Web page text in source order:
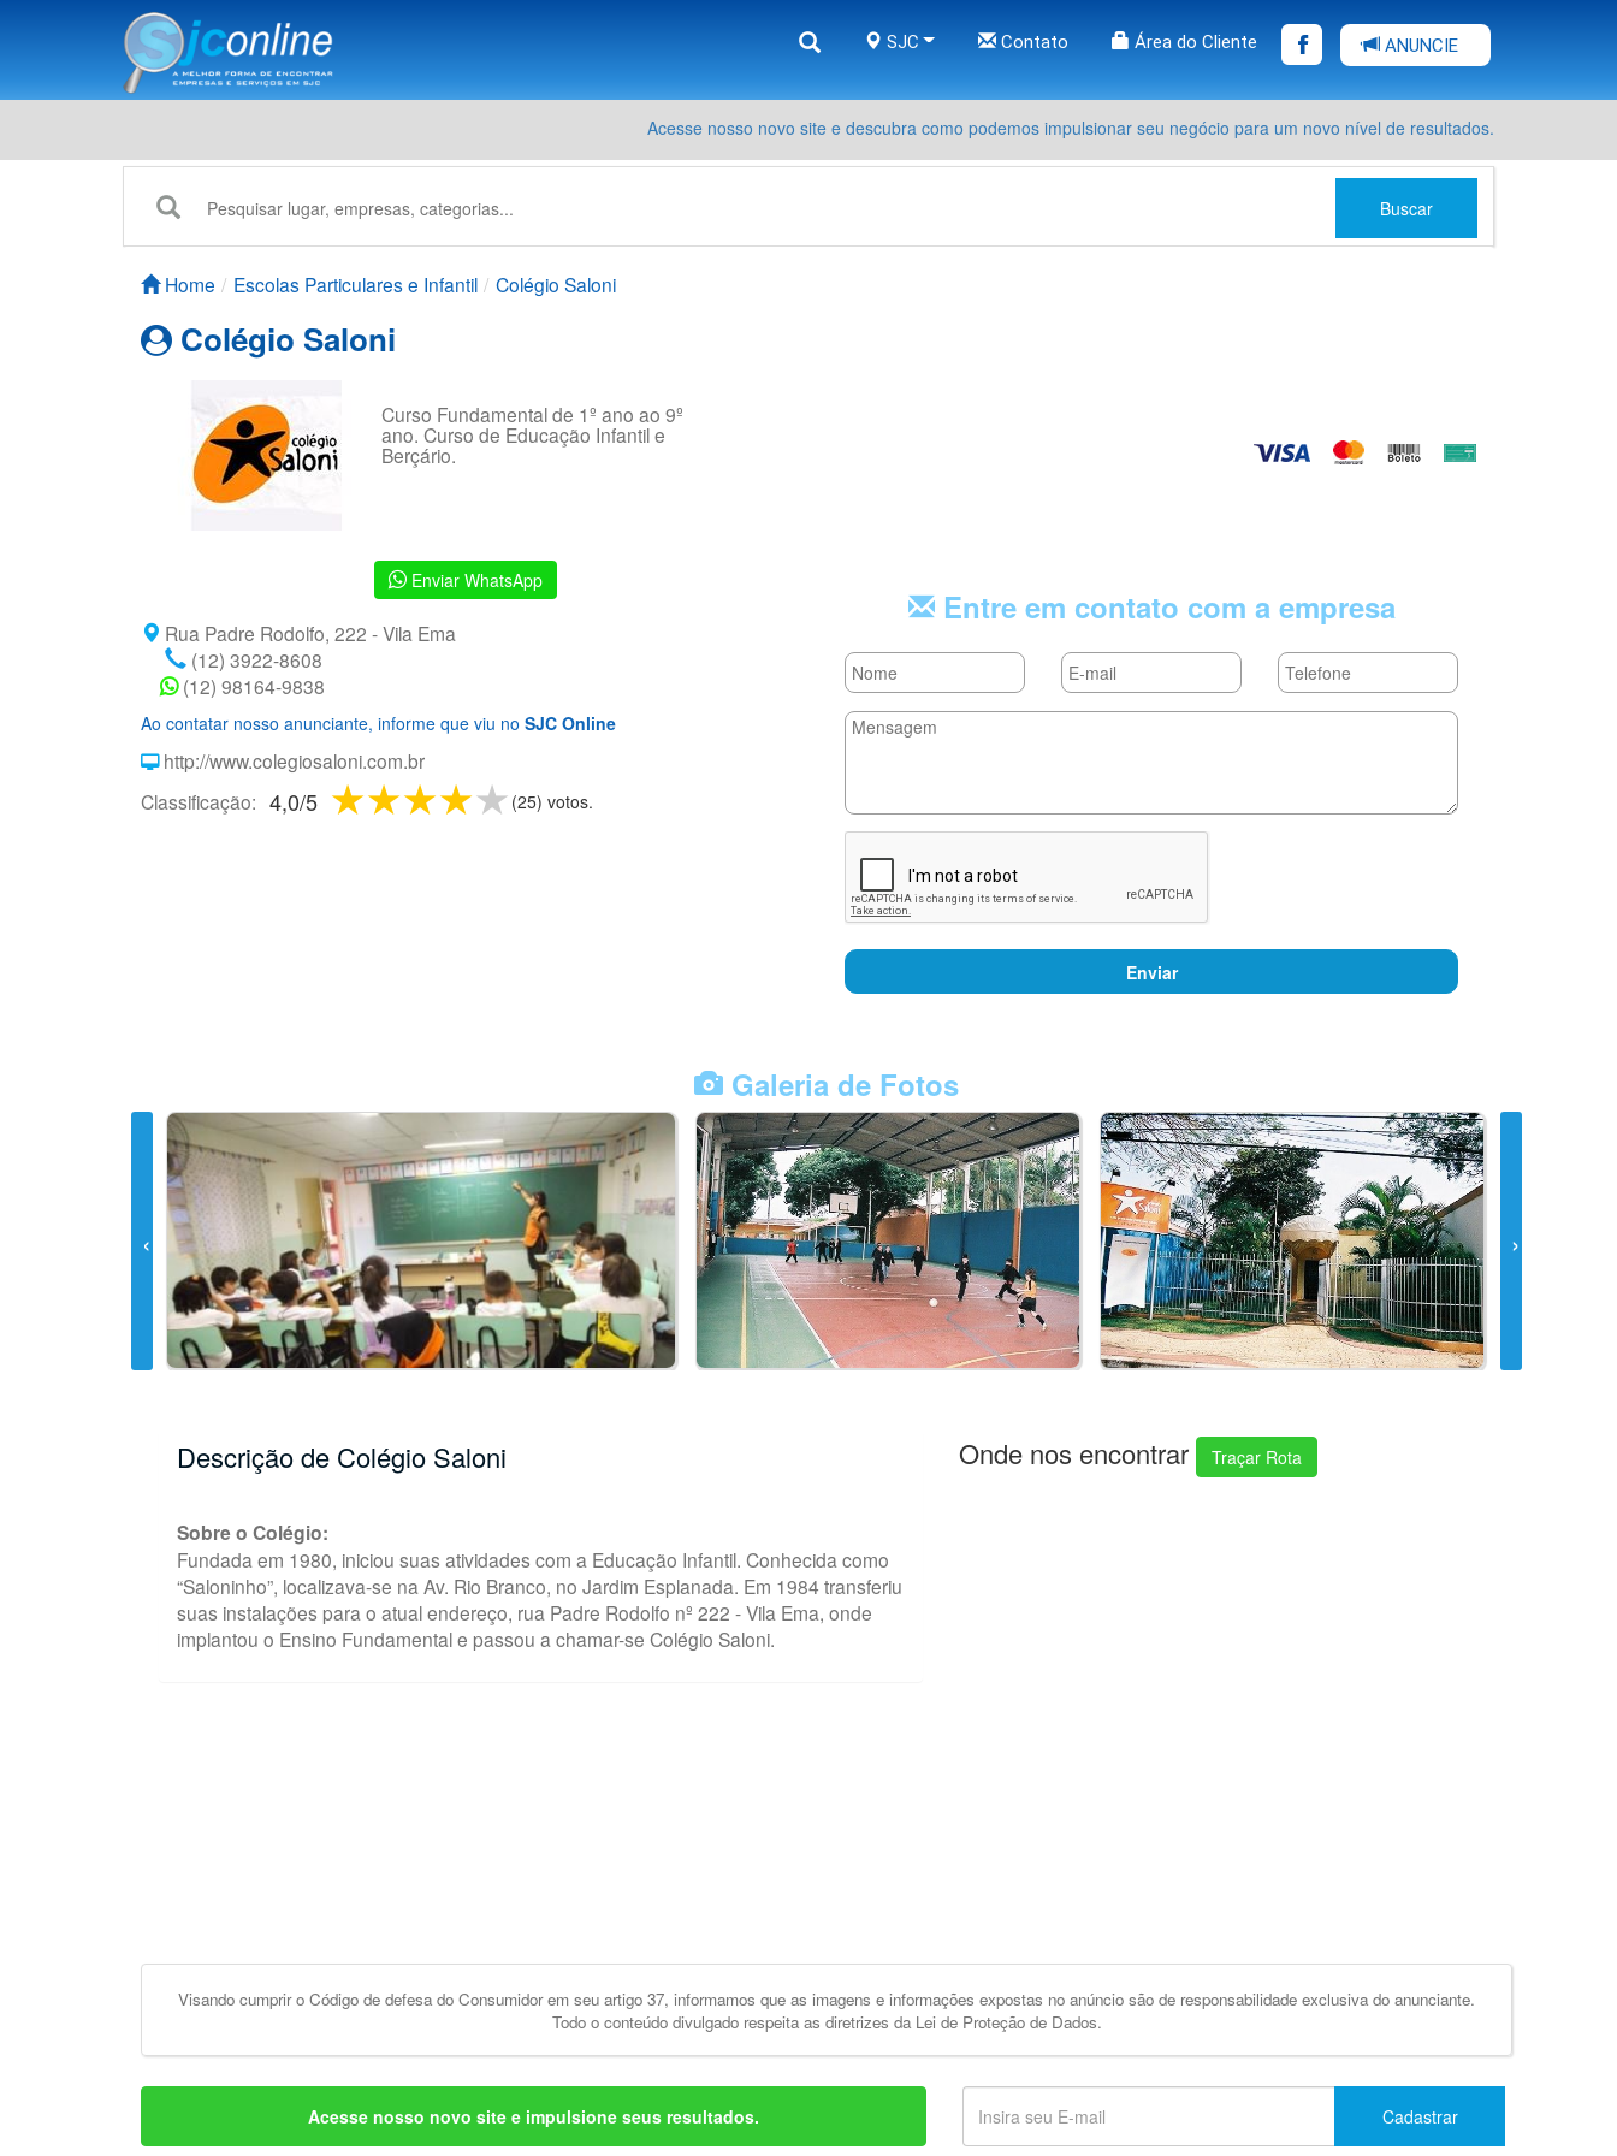
SJC Contato Área do Cliente ANUNCIE
Acesse nosso novo site e descubra como podemos impulsionar seu negócio para um novo nível de resultados.
Buscar
Home Escolas Particulares e Infantil Colégio Saloni
Colégio Saloni
Curso Fundamental de 1º ano ao 9º
ano. Curso de Educação Infantil e
Berçário.
Enviar WhatsApp
Rua Padre Rodolfo, 222 - Vila Ema
(12) 3922-8608
(12) 98164-9838
Ao contatar nosso anunciante, informe que viu no SJC Online
http://www.colegiosaloni.com.br
Classificação: 4,0/5 5 stars
4 stars
3 stars
2 stars
1 star (25) votos.
Entre em contato com a empresa
Enviar
Galeria de Fotos
Descrição de Colégio Saloni
Sobre o Colégio:
Fundada em 1980, iniciou suas atividades com a Educação Infantil. Conhecida como
“Saloninho”, localizava-se na Av. Rio Branco, no Jardim Esplanada. Em 1984 transferiu
suas instalações para o atual endereço, rua Padre Rodolfo nº 222 - Vila Ema, onde
implantou o Ensino Fundamental e passou a chamar-se Colégio Saloni.
Onde nos encontrar Traçar Rota
Visando cumprir o Código de defesa do Consumidor em seu artigo 37, informamos que as imagens e informações expostas no anúncio são de responsabilidade exclusiva do anunciante.
Todo o conteúdo divulgado respeita as diretrizes da Lei de Proteção de Dados.
Acesse nosso novo site e impulsione seus resultados. Cadastrar